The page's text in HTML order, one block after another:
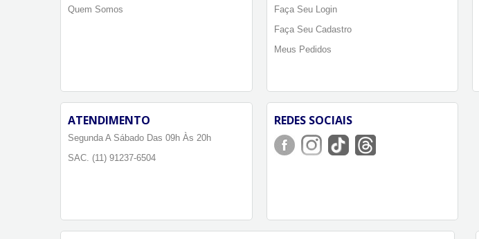
Quem Somos
Faça Seu Login
Faça Seu Cadastro
Meus Pedidos
ATENDIMENTO
Segunda A Sábado Das 09h Às 20h
SAC. (11) 91237-6504
REDES SOCIAIS